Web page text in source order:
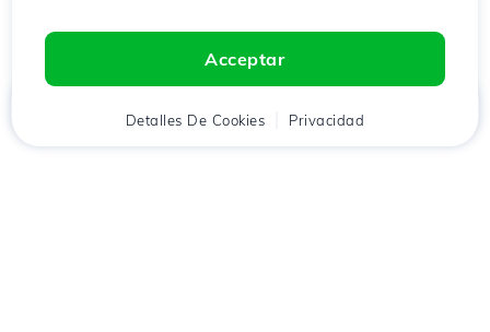
Acceptar
Detalles De Cookies Privacidad
Cliente Carrito Chat